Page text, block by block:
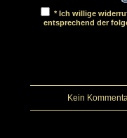
* Ich willige
entsprechend der
Kein